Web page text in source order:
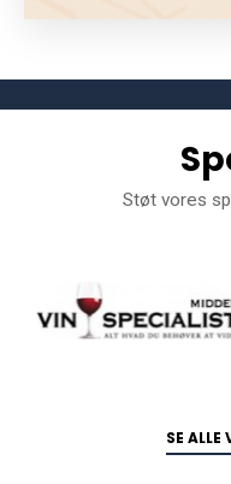
Støt vores
SE ALLE